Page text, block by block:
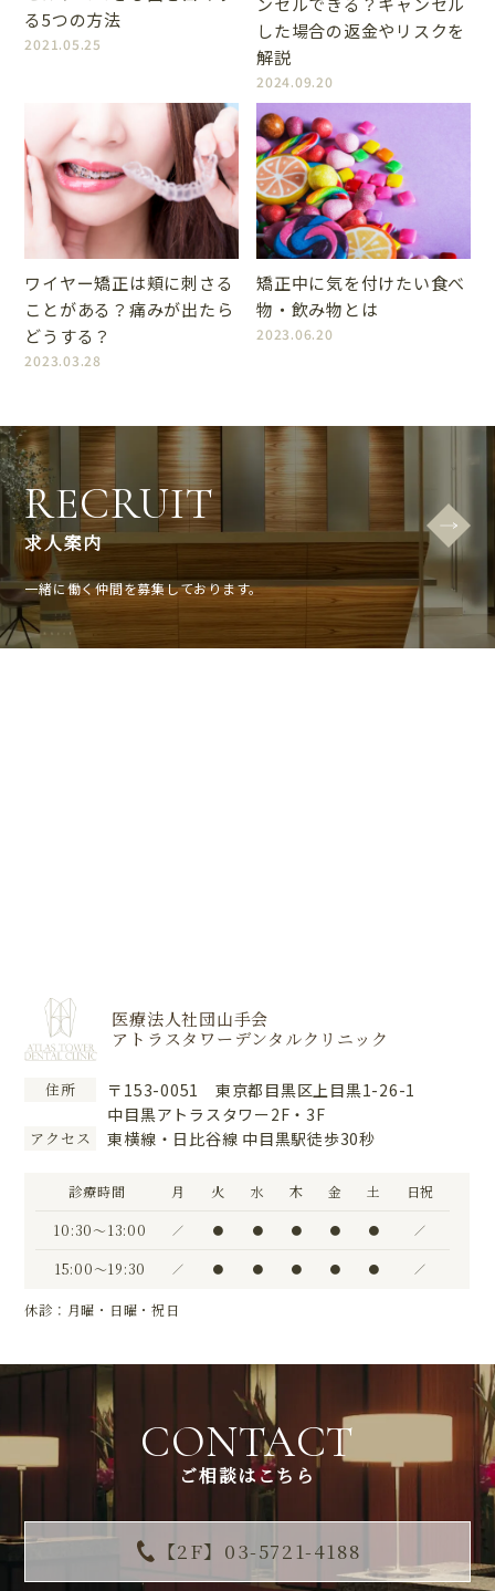
る5つの方法
2021.05.25
した場合の返金やリスクを
解説
2024.09.20
ワイヤー矯正は頬に刺さる
ことがある？痛みが出たら
どうする？
2023.03.28
矯正中に気を付けたい食べ
物・飲み物とは
2023.06.20
RECRUIT
求人案内
一緒に働く仲間を募集しております。
医療法人社団山手会
アトラスタワーデンタルクリニック
住所
〒153-0051 東京都目黒区上目黒1-26-1
中目黒アトラスタワー2F・3F
アクセス 東横線・日比谷線 中目黒駅徒歩30秒
診療時間 月 火 水 木 金 土 日祝
10:30〜13:00 ／ ● ● ● ● ● ／
15:00〜19:30 ／ ● ● ● ● ● ／
休診：月曜・日曜・祝日
CONTACT
ご相談はこちら
【2F】03-5721-4188